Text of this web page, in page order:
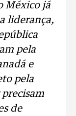
México já
liderança,
pela
e
pela
precisam
de